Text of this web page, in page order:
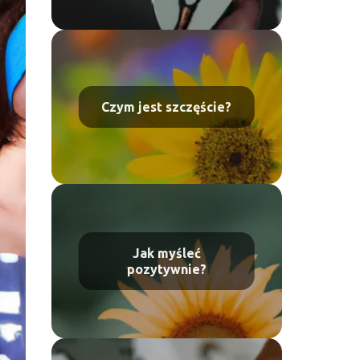
Czym jest szczęście?
Jak myśleć
pozytywnie?